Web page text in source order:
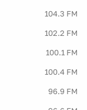
104.3 FM
102.2 FM
100.1 FM
100.4 FM
96.9 FM